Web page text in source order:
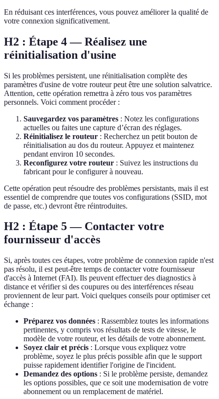
En réduisant ces interférences, vous pouvez améliorer la qualité de
votre connexion significativement.
H2 : Étape 4 — Réalisez une
réinitialisation d'usine
Si les problèmes persistent, une réinitialisation complète des
paramètres d'usine de votre routeur peut être une solution salvatrice.
Attention, cette opération remettra à zéro tous vos paramètres
personnels. Voici comment procéder :
Sauvegardez vos paramètres : Notez les configurations
actuelles ou faites une capture d’écran des réglages.
Réinitialisez le routeur : Recherchez un petit bouton de
réinitialisation au dos du routeur. Appuyez et maintenez
pendant environ 10 secondes.
Reconfigurez votre routeur : Suivez les instructions du
fabricant pour le configurer à nouveau.
Cette opération peut résoudre des problèmes persistants, mais il est
essentiel de comprendre que toutes vos configurations (SSID, mot
de passe, etc.) devront être réintroduites.
H2 : Étape 5 — Contacter votre
fournisseur d'accès
Si, après toutes ces étapes, votre problème de connexion rapide n'est
pas résolu, il est peut-être temps de contacter votre fournisseur
d'accès à Internet (FAI). Ils peuvent effectuer des diagnostics à
distance et vérifier si des coupures ou des interférences réseau
proviennent de leur part. Voici quelques conseils pour optimiser cet
échange :
Préparez vos données : Rassemblez toutes les informations
pertinentes, y compris vos résultats de tests de vitesse, le
modèle de votre routeur, et les détails de votre abonnement.
Soyez clair et précis : Lorsque vous expliquez votre
problème, soyez le plus précis possible afin que le support
puisse rapidement identifier l'origine de l'incident.
Demandez des options : Si le problème persiste, demandez
les options possibles, que ce soit une modernisation de votre
abonnement ou un remplacement de matériel.